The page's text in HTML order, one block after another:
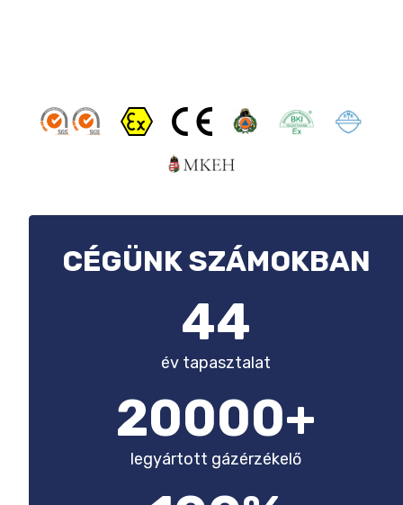
CÉGÜNK SZÁMOKBAN
44
év tapasztalat
20000+
legyártott gázérzékelő